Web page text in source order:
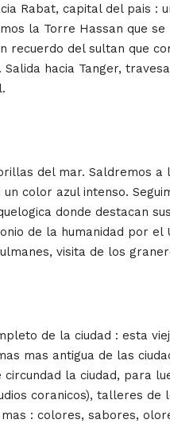
Rabat, capital del pais :
la Torre Hassan que
recuerdo del sultan que
hacia Tanger,
del mar. Saldremos
color azul intenso.
donde destacan
de la humanidad por el
visita de los
de la ciudad : esta
mas antigua de las
la ciudad, para
coranicos), talleres
: colores, sabores,